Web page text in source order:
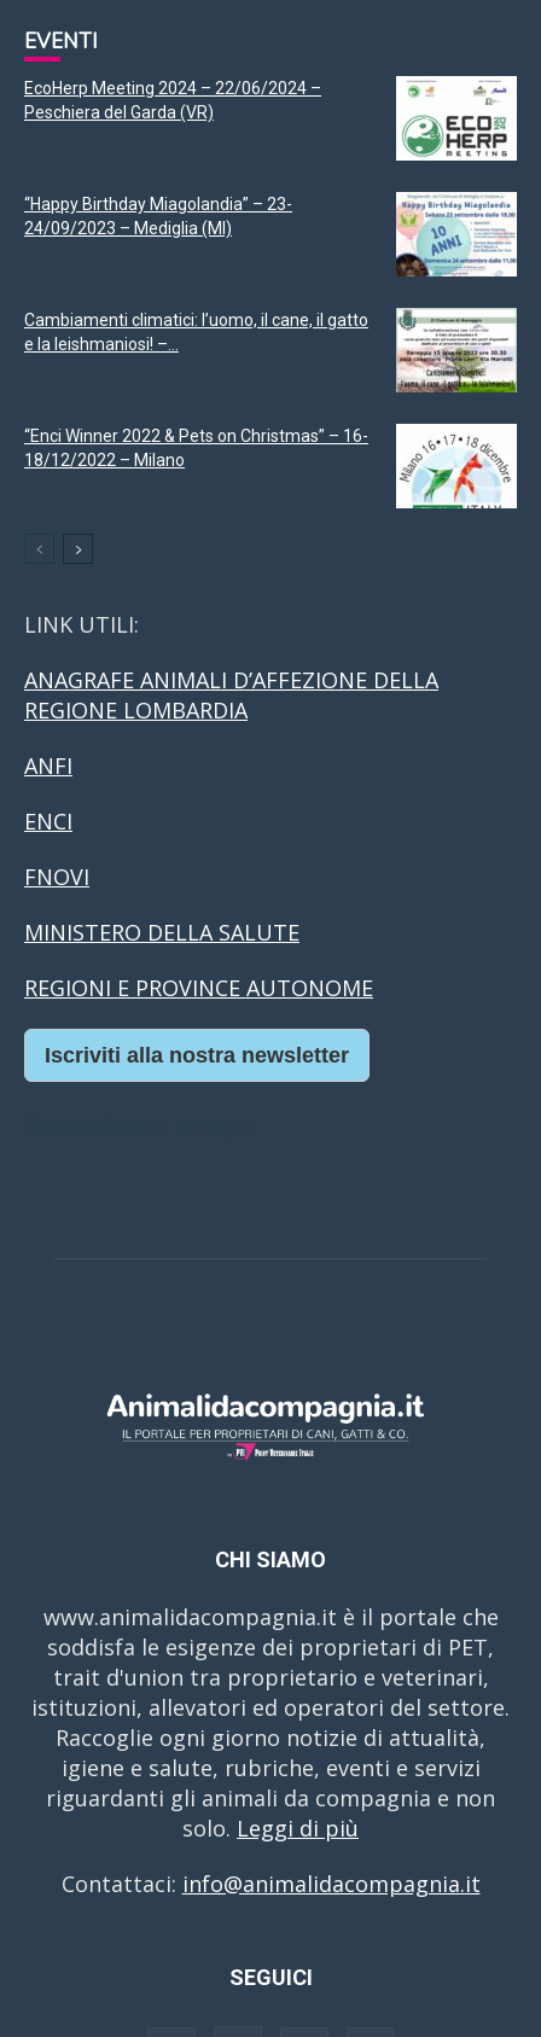
EVENTI
EcoHerp Meeting 2024 – 22/06/2024 –
Peschiera del Garda (VR)
“Happy Birthday Miagolandia” – 23-
24/09/2023 – Mediglia (MI)
Cambiamenti climatici: l’uomo, il cane, il gatto
e la leishmaniosi! –...
“Enci Winner 2022 & Pets on Christmas” – 16-
18/12/2022 – Milano
LINK UTILI:
ANAGRAFE ANIMALI D’AFFEZIONE DELLA
REGIONE LOMBARDIA
ANFI
ENCI
FNOVI
MINISTERO DELLA SALUTE
REGIONI E PROVINCE AUTONOME
Iscriviti alla nostra newsletter
CHI SIAMO
www.animalidacompagnia.it è il portale che
soddisfa le esigenze dei proprietari di PET,
trait d'union tra proprietario e veterinari,
istituzioni, allevatori ed operatori del settore.
Raccoglie ogni giorno notizie di attualità,
igiene e salute, rubriche, eventi e servizi
riguardanti gli animali da compagnia e non
solo. Leggi di più
Contattaci: info@animalidacompagnia.it
SEGUICI